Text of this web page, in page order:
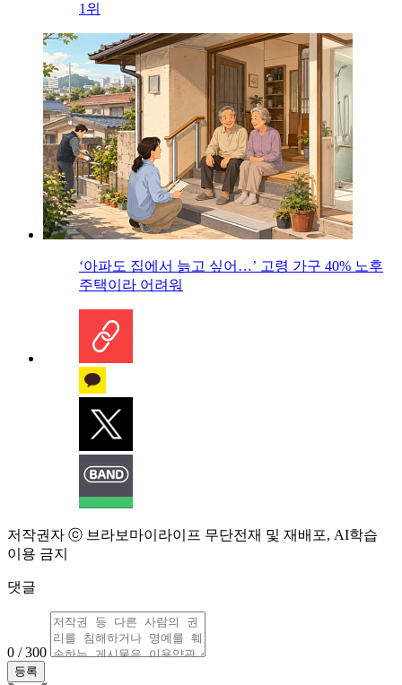
1위
‘아파도 집에서 늙고 싶어…’ 고령 가구 40% 노후
주택이라 어려워
저작권자 ⓒ 브라보마이라이프 무단전재 및 재배포, AI학습
이용 금지
댓글
0 / 300